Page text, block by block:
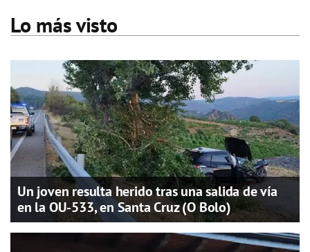
Lo más visto
Un joven resulta herido tras una salida de vía
en la OU-533, en Santa Cruz (O Bolo)